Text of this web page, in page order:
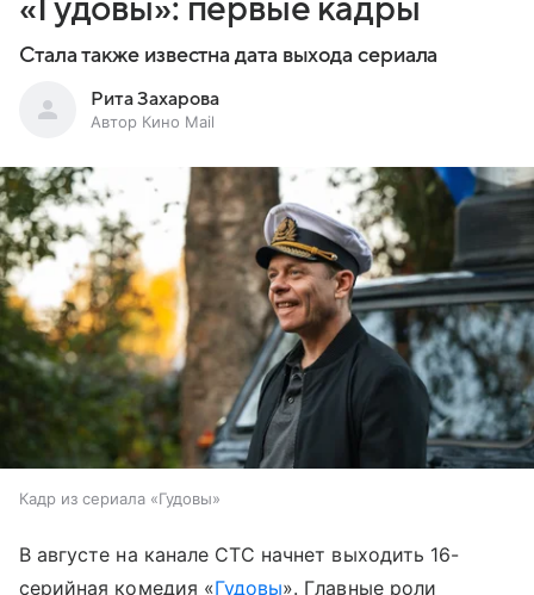
«Гудовы»: первые кадры
Стала также известна дата выхода сериала
Рита Захарова
Автор Кино Mail
Кадр из сериала «Гудовы»
В августе на канале СТС начнет выходить 16-
серийная комедия «Гудовы». Главные роли